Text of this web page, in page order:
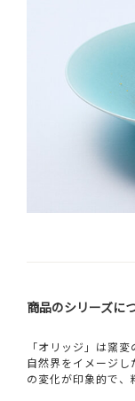
商品のシリーズに
「オリッジ」は窯
自然界をイメージ
の変化が印象的で、